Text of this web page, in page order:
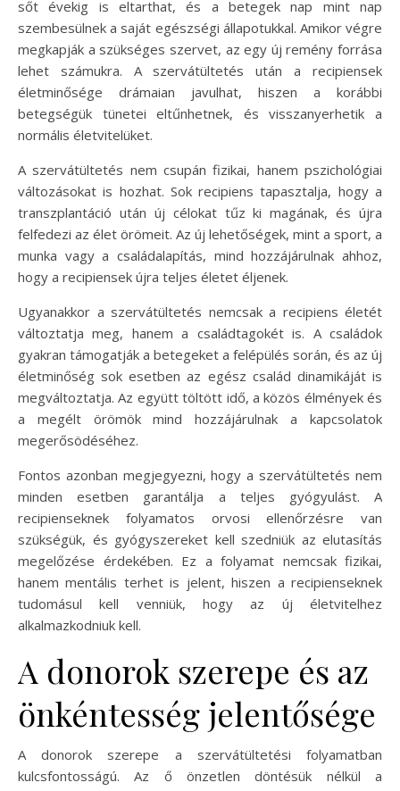
sőt évekig is eltarthat, és a betegek nap mint nap
szembesülnek a saját egészségi állapotukkal. Amikor végre
megkapják a szükséges szervet, az egy új remény forrása
lehet számukra. A szervátültetés után a recipiensek
életminősége drámaian javulhat, hiszen a korábbi
betegségük tünetei eltűnhetnek, és visszanyerhetik a
normális életvitelüket.
A szervátültetés nem csupán fizikai, hanem pszichológiai
változásokat is hozhat. Sok recipiens tapasztalja, hogy a
transzplantáció után új célokat tűz ki magának, és újra
felfedezi az élet örömeit. Az új lehetőségek, mint a sport, a
munka vagy a családalapítás, mind hozzájárulnak ahhoz,
hogy a recipiensek újra teljes életet éljenek.
Ugyanakkor a szervátültetés nemcsak a recipiens életét
változtatja meg, hanem a családtagokét is. A családok
gyakran támogatják a betegeket a felépülés során, és az új
életminőség sok esetben az egész család dinamikáját is
megváltoztatja. Az együtt töltött idő, a közös élmények és
a megélt örömök mind hozzájárulnak a kapcsolatok
megerősödéséhez.
Fontos azonban megjegyezni, hogy a szervátültetés nem
minden esetben garantálja a teljes gyógyulást. A
recipienseknek folyamatos orvosi ellenőrzésre van
szükségük, és gyógyszereket kell szedniük az elutasítás
megelőzése érdekében. Ez a folyamat nemcsak fizikai,
hanem mentális terhet is jelent, hiszen a recipienseknek
tudomásul kell venniük, hogy az új életvitelhez
alkalmazkodniuk kell.
A donorok szerepe és az
önkéntesség jelentősége
A donorok szerepe a szervátültetési folyamatban
kulcsfontosságú. Az ő önzetlen döntésük nélkül a